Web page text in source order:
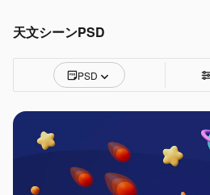
天文シーンPSD
PSD